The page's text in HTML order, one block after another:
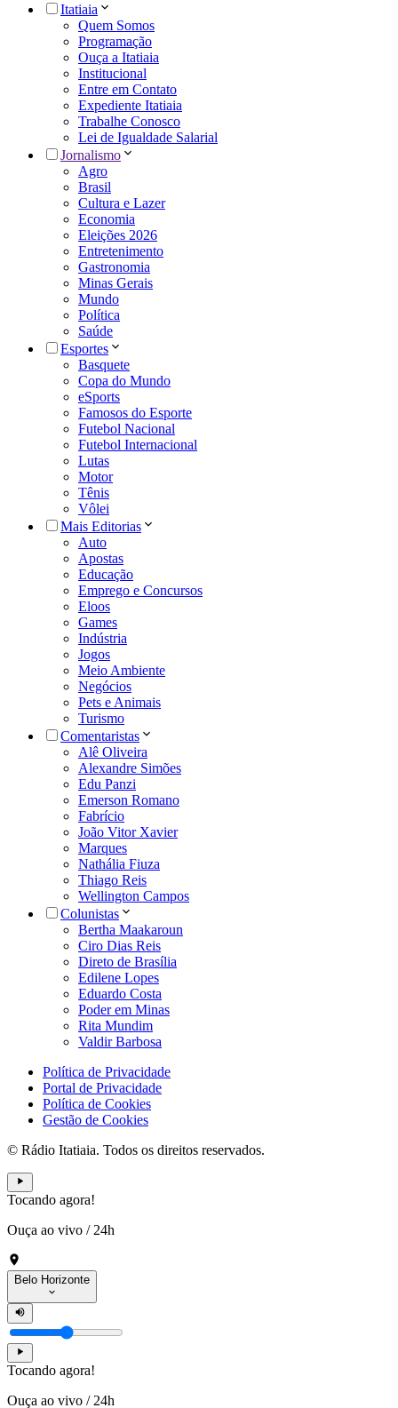
Itatiaia
Quem Somos
Programação
Ouça a Itatiaia
Institucional
Entre em Contato
Expediente Itatiaia
Trabalhe Conosco
Lei de Igualdade Salarial
Jornalismo
Agro
Brasil
Cultura e Lazer
Economia
Eleições 2026
Entretenimento
Gastronomia
Minas Gerais
Mundo
Política
Saúde
Esportes
Basquete
Copa do Mundo
eSports
Famosos do Esporte
Futebol Nacional
Futebol Internacional
Lutas
Motor
Tênis
Vôlei
Mais Editorias
Auto
Apostas
Educação
Emprego e Concursos
Eloos
Games
Indústria
Jogos
Meio Ambiente
Negócios
Pets e Animais
Turismo
Comentaristas
Alê Oliveira
Alexandre Simões
Edu Panzi
Emerson Romano
Fabrício
João Vitor Xavier
Marques
Nathália Fiuza
Thiago Reis
Wellington Campos
Colunistas
Bertha Maakaroun
Ciro Dias Reis
Direto de Brasília
Edilene Lopes
Eduardo Costa
Poder em Minas
Rita Mundim
Valdir Barbosa
Política de Privacidade
Portal de Privacidade
Política de Cookies
Gestão de Cookies
© Rádio Itatiaia. Todos os direitos reservados.
Tocando agora!
Ouça ao vivo / 24h
Belo Horizonte
Tocando agora!
Ouça ao vivo / 24h